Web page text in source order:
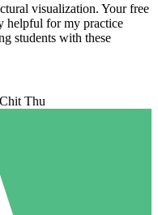
visualization. Your free
helpful for my practice
students with these
Thu